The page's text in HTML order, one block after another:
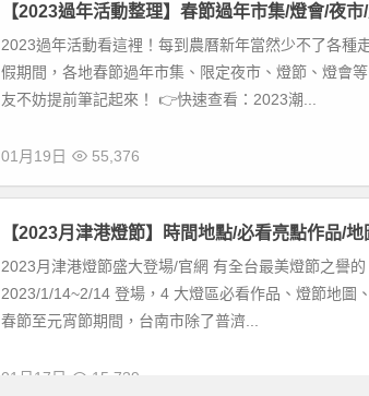
【2023過年活動整理】春節過年市集/燈會/夜
2023過年活動看這裡！每到農曆新年當然少不了各種
假期間，各地春節過年市集、限定夜市、燈節、燈會
友不妨提前筆記起來！ 👉快速查看：2023潮...
01月19日 55,376
【2023月津港燈節】時間地點/必看亮點作品/
2023月津港燈節盛大登場/官網 有全台最美燈節之譽
2023/1/14~2/14 登場，4 大燈區必看作品、燈節地圖
春節至元宵節期間，台南市除了普濟...
01月17日 15,739